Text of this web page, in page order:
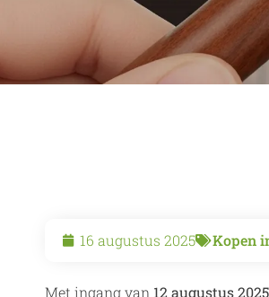
16 augustus 2025 Kopen
Met ingang van 12 augustus 2025